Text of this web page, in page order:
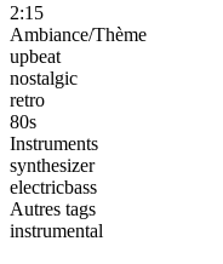
2:15
Ambiance/Thème
upbeat
nostalgic
retro
80s
Instruments
synthesizer
electricbass
Autres tags
instrumental